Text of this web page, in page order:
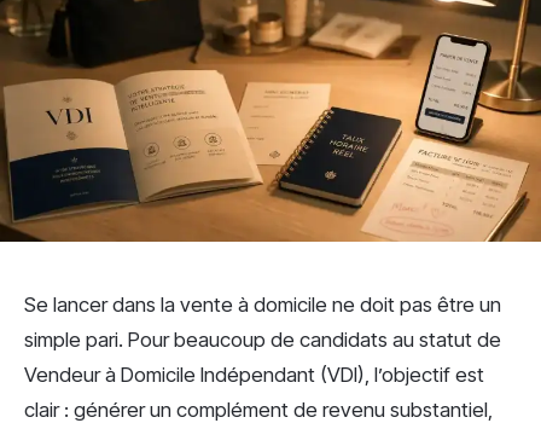
Se lancer dans la vente à domicile ne doit pas être un
simple pari. Pour beaucoup de candidats au statut de
Vendeur à Domicile Indépendant (VDI), l’objectif est
clair : générer un complément de revenu substantiel,